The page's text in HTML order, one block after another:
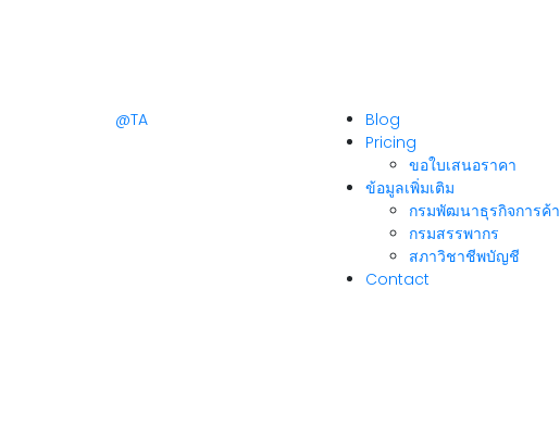
@TA
Blog
Pricing
ขอใบเสนอราคา
ข้อมูลเพิ่มเติม
กรมพัฒนาธุรกิจการค้า
กรมสรรพากร
สภาวิชาชีพบัญชี
Contact